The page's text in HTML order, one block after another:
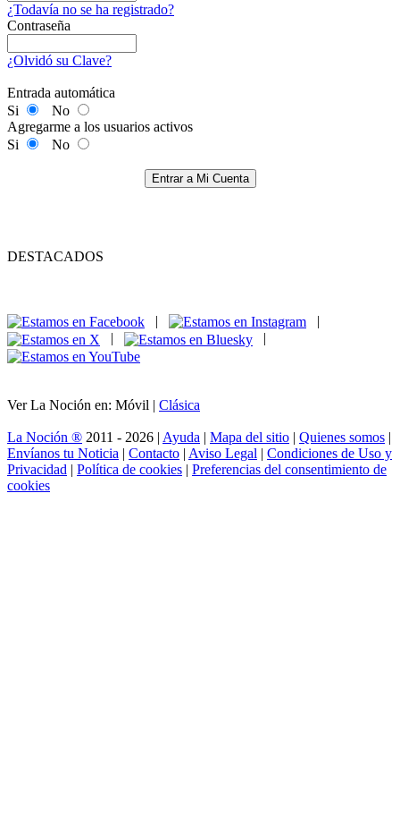
¿Todavía no se ha registrado?
Contraseña
¿Olvidó su Clave?
Entrada automática
Si
No
Agregarme a los usuarios activos
Si
No
Entrar a Mi Cuenta
DESTACADOS
|
|
|
|
Ver La Noción en: Móvil | Clásica
La Noción ® 2011 - 2026 | Ayuda | Mapa del sitio | Quienes somos |
Envíanos tu Noticia | Contacto | Aviso Legal | Condiciones de Uso y
Privacidad | Política de cookies | Preferencias del consentimiento de
cookies